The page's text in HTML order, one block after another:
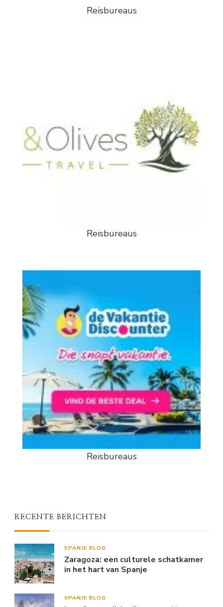
Reisbureaus
Reisbureaus
Reisbureaus
RECENTE BERICHTEN
SPANJE BLOG
Zaragoza: een culturele schatkamer
in het hart van Spanje
SPANJE BLOG